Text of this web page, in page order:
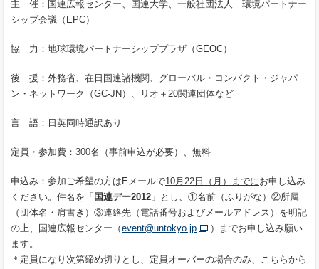
主 催：国連広報センター、国連大学、一般社団法人 環境パートナー
シップ会議（EPC）
協 力：地球環境パートナーシッププラザ（GEOC）
後 援：外務省、在日国連諸機関、グローバル・コンパクト・ジャパ
ン・ネットワーク（GC-JN）、リオ＋20関連団体など
言 語：日英同時通訳あり
定員・参加費：300名（事前申込が必要）、無料
申込み：参加ご希望の方はEメールで10月22日（月）までにお申し込み
ください。件名を「 国連デー2012 」とし、①名前（ふりがな）②所属
（団体名・肩書き）③連絡先（電話番号およびメールアドレス）を明記
の上、国連広報センター（event@untokyo.jp
）までお申し込み願い
ます。
＊定員になり次第締め切りとし、定員オーバーの場合のみ、こちらから